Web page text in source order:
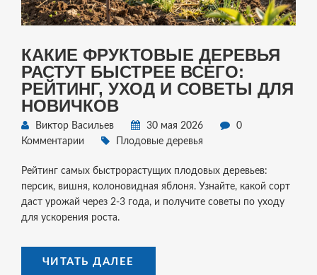
КАКИЕ ФРУКТОВЫЕ ДЕРЕВЬЯ
РАСТУТ БЫСТРЕЕ ВСЕГО:
РЕЙТИНГ, УХОД И СОВЕТЫ ДЛЯ
НОВИЧКОВ
Виктор Васильев 30 мая 2026
0
Комментарии
Плодовые деревья
Рейтинг самых быстрорастущих плодовых деревьев:
персик, вишня, колоновидная яблоня. Узнайте, какой сорт
даст урожай через 2-3 года, и получите советы по уходу
для ускорения роста.
ЧИТАТЬ ДАЛЕЕ